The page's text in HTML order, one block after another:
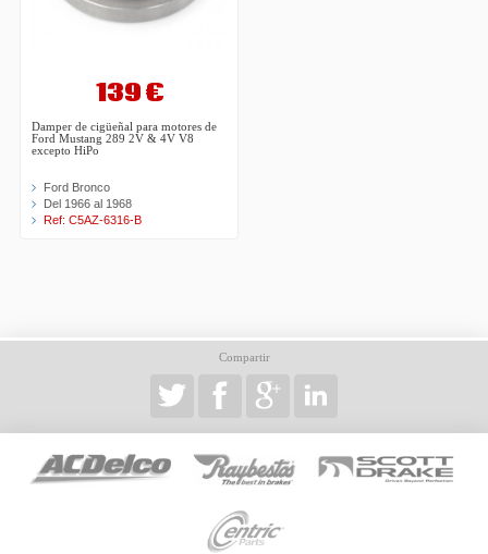
139 €
Damper de cigüeñal para motores de
Ford Mustang 289 2V & 4V V8
excepto HiPo
Ford Bronco
Del 1966 al 1968
Ref: C5AZ-6316-B
Compartir